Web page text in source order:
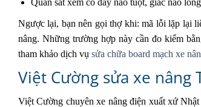
Quan sát xem có dây nào tuột, giắc nào
Ngược lại, bạn nên gọi thợ khi: mã lỗi lặp lại
nâng. Những trường hợp này cần đo kiểm
tham khảo dịch vụ sửa chữa board mạch xe
Việt Cường sửa xe nâng
Việt Cường chuyên xe nâng điện xuất xứ